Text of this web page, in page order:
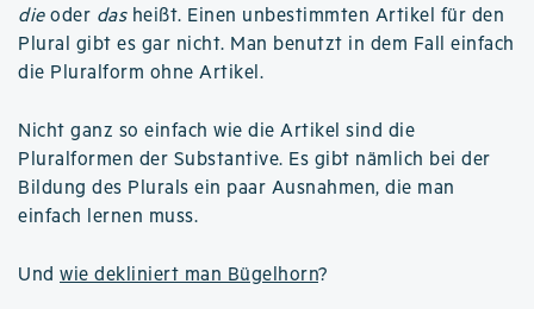
dieoder dasheißt. Einen unbestimmten Artikel für den
Plural gibt es gar nicht. Man benutzt in dem Fall einfach
die Pluralform ohne Artikel.
Nicht ganz so einfach wie die Artikel sind die
Pluralformen der Substantive. Es gibt nämlich bei der
Bildung des Plurals ein paar Ausnahmen, die man
einfach lernen muss.
Und wie dekliniert man Bügelhorn?